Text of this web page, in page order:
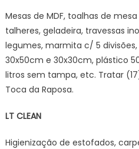
Mesas de MDF, toalhas de
talheres, geladeira, travessas
legumes, marmita c/ 5
30x50cm e 30x30cm, plástico
litros sem tampa, etc. Tratar
Toca da Raposa.
LT CLEAN
Higienização de estofados,